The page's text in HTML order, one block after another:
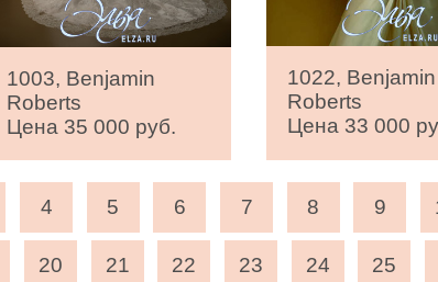
1003, Benjamin
Roberts
Цена 35 000 руб.
1022, Benjamin
Roberts
Цена 33 000
4 5 6 7 8 9
20 21 22 23 24 25